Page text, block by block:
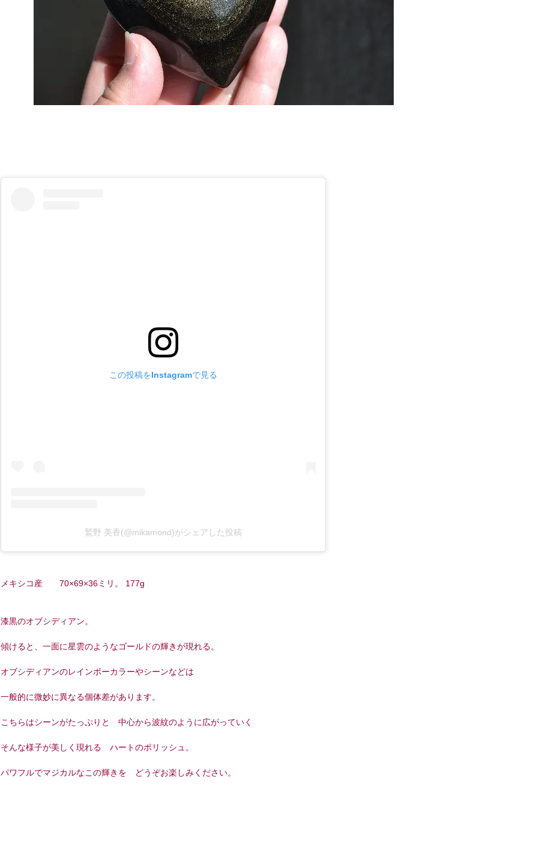
この投稿をInstagramで見る
鷲野 美香(@mikamond)がシェアした投稿
メキシコ産 70×69×36ミリ。 177g
漆黒のオブシディアン。
傾けると、一面に星雲のようなゴールドの輝きが現れる。
オブシディアンのレインボーカラーやシーンなどは
一般的に微妙に異なる個体差があります。
こちらはシーンがたっぷりと 中心から波紋のように広がっていく
そんな様子が美しく現れる ハートのポリッシュ。
パワフルでマジカルなこの輝きを どうぞお楽しみください。